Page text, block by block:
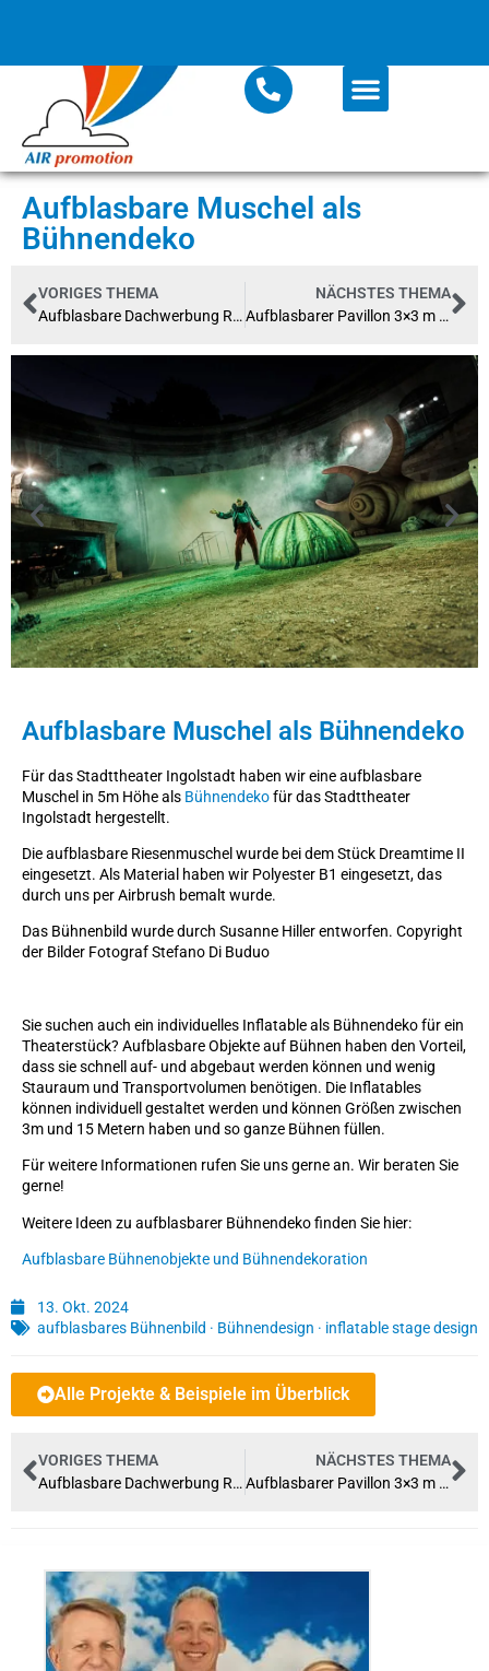
Aufblasbare Muschel als
Bühnendeko
VORIGES THEMA
Aufblasbare Dachwerbung Riesen-Krake für AVIA
NÄCHSTES THEMA
Aufblasbarer Pavillon 3×3 m voll bedruckt
Aufblasbare Muschel als Bühnendeko
Für das Stadttheater Ingolstadt haben wir eine aufblasbare
Muschel in 5m Höhe als Bühnendekofür das Stadttheater
Ingolstadt hergestellt.
Die aufblasbare Riesenmuschel wurde bei dem Stück Dreamtime II
eingesetzt. Als Material haben wir Polyester B1 eingesetzt, das
durch uns per Airbrush bemalt wurde.
Das Bühnenbild wurde durch Susanne Hiller entworfen. Copyright
der Bilder Fotograf Stefano Di Buduo
Sie suchen auch ein individuelles Inflatable als Bühnendeko für ein
Theaterstück? Aufblasbare Objekte auf Bühnen haben den Vorteil,
dass sie schnell auf- und abgebaut werden können und wenig
Stauraum und Transportvolumen benötigen. Die Inflatables
können individuell gestaltet werden und können Größen zwischen
3m und 15 Metern haben und so ganze Bühnen füllen.
Für weitere Informationen rufen Sie uns gerne an. Wir beraten Sie
gerne!
Weitere Ideen zu aufblasbarer Bühnendeko finden Sie hier:
Aufblasbare Bühnenobjekte und Bühnendekoration
13. Okt. 2024
aufblasbares Bühnenbild · Bühnendesign · inflatable stage design
Alle Projekte & Beispiele im Überblick
VORIGES THEMA
Aufblasbare Dachwerbung Riesen-Krake für AVIA
NÄCHSTES THEMA
Aufblasbarer Pavillon 3×3 m voll bedruckt